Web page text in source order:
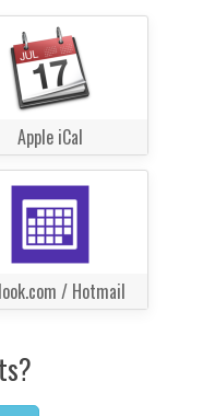
Apple iCal
/ Hotmail